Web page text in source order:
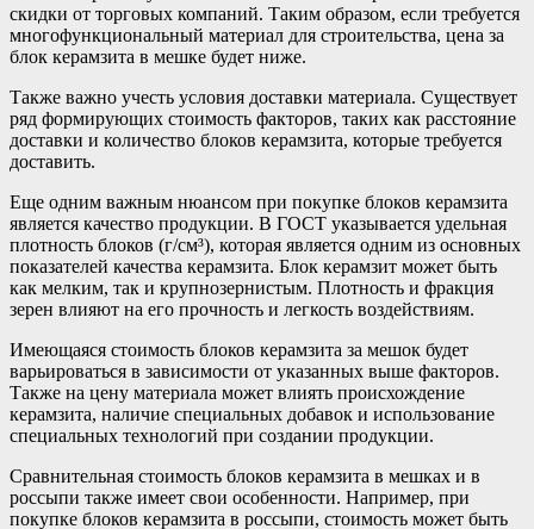
скидки от торговых компаний. Таким образом, если требуется
многофункциональный материал для строительства, цена за
блок керамзита в мешке будет ниже.
Также важно учесть условия доставки материала. Существует
ряд формирующих стоимость факторов, таких как расстояние
доставки и количество блоков керамзита, которые требуется
доставить.
Еще одним важным нюансом при покупке блоков керамзита
является качество продукции. В ГОСТ указывается удельная
плотность блоков (г/см³), которая является одним из основных
показателей качества керамзита. Блок керамзит может быть
как мелким, так и крупнозернистым. Плотность и фракция
зерен влияют на его прочность и легкость воздействиям.
Имеющаяся стоимость блоков керамзита за мешок будет
варьироваться в зависимости от указанных выше факторов.
Также на цену материала может влиять происхождение
керамзита, наличие специальных добавок и использование
специальных технологий при создании продукции.
Сравнительная стоимость блоков керамзита в мешках и в
россыпи также имеет свои особенности. Например, при
покупке блоков керамзита в россыпи, стоимость может быть